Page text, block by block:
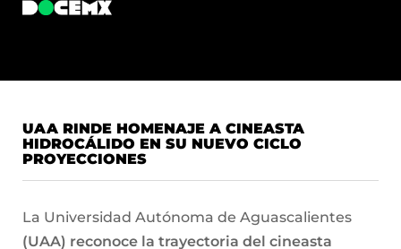
UAA RINDE HOMENAJE A CINEASTA
HIDROCÁLIDO EN SU NUEVO CICLO
PROYECCIONES
La Universidad Autónoma de Aguascalientes
(UAA) reconoce la trayectoria del cineasta